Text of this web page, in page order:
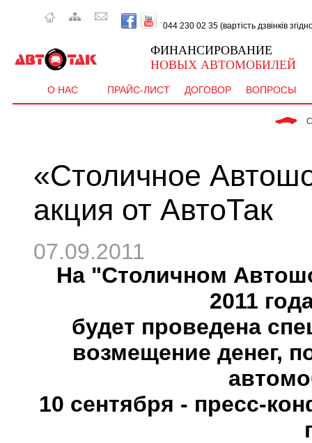
044 230 02 35 (вартість дзвінків
ФИНАНСИРОВАНИЕ
НОВЫХ АВТОМОБИЛЕЙ
О НАС ПРАЙС-ЛИСТ ДОГОВОР ВОПРОСЫ
CEE'D  - від
«Столичное
акция от АвтоТак
07.09.2011
На "Столичном
2011
будет проведена
возмещение денег,
10 сентября - пресс-